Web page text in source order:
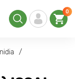
0